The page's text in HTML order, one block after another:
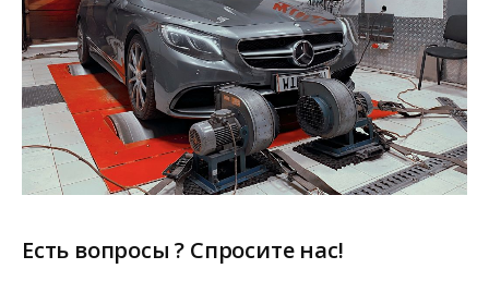
Есть вопросы ? Спросите нас!